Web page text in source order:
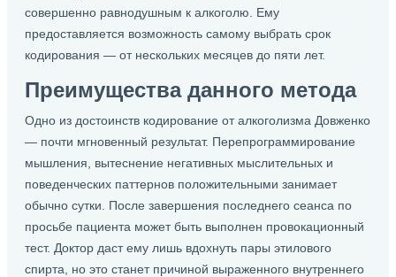
совершенно равнодушным к алкоголю. Ему
предоставляется возможность самому выбрать срок
кодирования — от нескольких месяцев до пяти лет.
Преимущества данного метода
Одно из достоинств кодирование от алкоголизма Довженко
— почти мгновенный результат. Перепрограммирование
мышления, вытеснение негативных мыслительных и
поведенческих паттернов положительными занимает
обычно сутки. После завершения последнего сеанса по
просьбе пациента может быть выполнен провокационный
тест. Доктор даст ему лишь вдохнуть пары этилового
спирта, но это станет причиной выраженного внутреннего